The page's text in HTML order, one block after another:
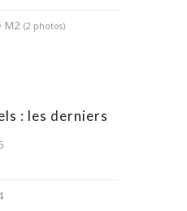
M2(2 photos)
: les derniers